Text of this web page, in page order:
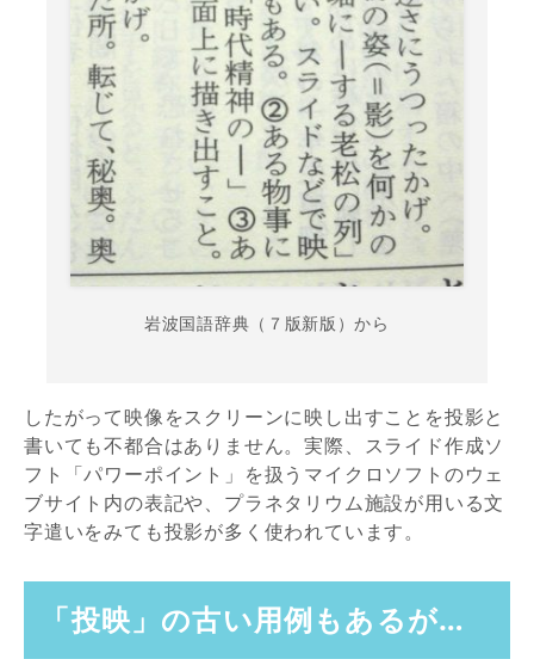
岩波国語辞典（７版新版）から
したがって映像をスクリーンに映し出すことを投影と
書いても不都合はありません。実際、スライド作成ソ
フト「パワーポイント」を扱うマイクロソフトのウェ
ブサイト内の表記や、プラネタリウム施設が用いる文
字遣いをみても投影が多く使われています。
「投映」の古い用例もあるが…